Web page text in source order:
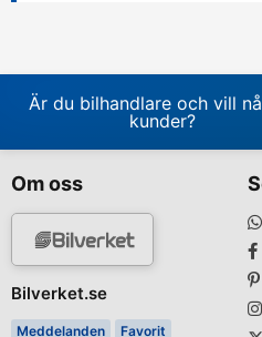
Är du bilhandlare och vill
kunder?
Om oss
Bilverket.se
Meddelanden Favorit